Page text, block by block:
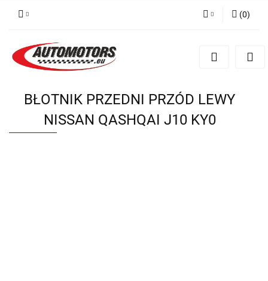
Zarejestruj się
(0)
BŁOTNIK PRZEDNI PRZÓD LEWY
NISSAN QASHQAI J10 KY0